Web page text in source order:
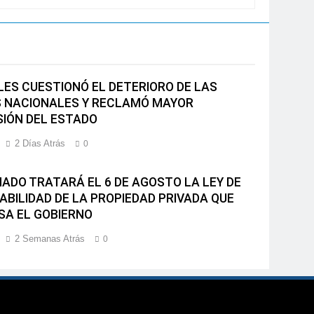
CUESTIONÓ EL DETERIORO DE LAS
NACIONALES Y RECLAMÓ MAYOR
DEL ESTADO
2 Días Atrás 0
TRATARÁ EL 6 DE AGOSTO LA LEY DE
DE LA PROPIEDAD PRIVADA QUE
EL GOBIERNO
2 Semanas Atrás 0